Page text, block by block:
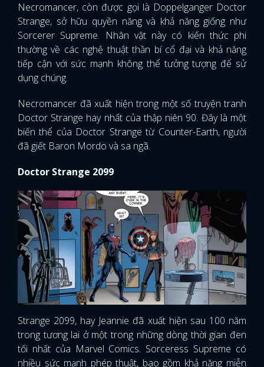
Necromancer, còn được gọi là Doppelganger Doctor
Strange, sở hữu quyền năng và khả năng giống như
Sorcerer Supreme. Nhân vật này có kiến ​​thức phi
thường về các nghệ thuật thần bí cổ đại và khả năng
tiếp cận với sức mạnh không thể tưởng tượng để sử
dụng chúng.
Necromancer đã xuất hiện trong một số truyện tranh
Doctor Strange hay nhất của thập niên 90. Đây là một
biến thể của Doctor Strange từ Counter-Earth, người
đã giết Baron Mordo và sa ngã.
Doctor Strange 2099
Strange 2099, hay Jeannie đã xuất hiện sau 100 năm
trong tương lai ở một trong những dòng thời gian đen
tối nhất của Marvel Comics. Sorceress Supreme có
nhiều sức mạnh phép thuật, bao gồm khả năng miễn